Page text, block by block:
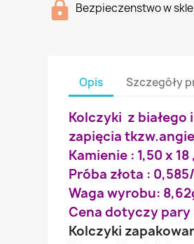
Bezpieczenstwo w
Opis Szczegóły
Kolczyki z białego
zapięcia
Kamienie : 1,50 x
Próba złota :
Waga wyrobu:
Cena dotyczy
Kolczyki